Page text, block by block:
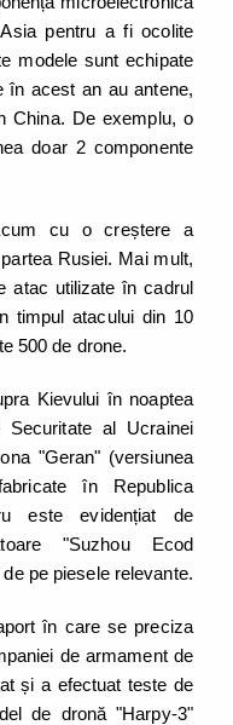
pentru a fi ocolite
modele sunt echipate
în acest an au antene,
China. De exemplu, o
doar 2 componente
cu o creștere a
Rusiei. Mai mult,
atac utilizate în cadrul
timpul atacului din 10
500 de drone.
Kievului în noaptea
al Ucrainei
"Geran" (versiunea
în Republica
este evidențiat de
"Suzhou Ecod
pe piesele relevante.
în care se preciza
de armament de
și a efectuat teste de
de dronă "Harpy-3"